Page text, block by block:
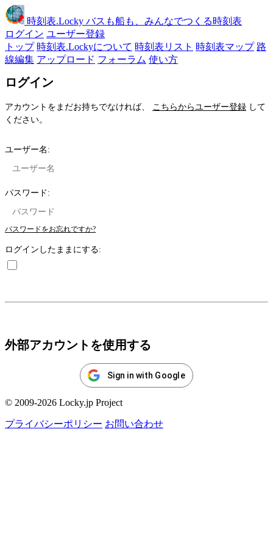
時刻表.Locky バスも船も、みんなでつくる時刻表
ログイン ユーザー登録
トップ 時刻表.Lockyについて 時刻表リスト 時刻表マップ 路
線編集 アップロード フォーラム 使い方
ログイン
アカウントをまだお持ちでなければ、 こちらからユーザー登録 して
ください。
ユーザー名:
パスワード:
パスワードをお忘れですか?
ログインしたままにする:
外部アカウントを使用する
Sign in with Google
© 2009-2026 Locky.jp Project
プライバシーポリシー お問い合わせ